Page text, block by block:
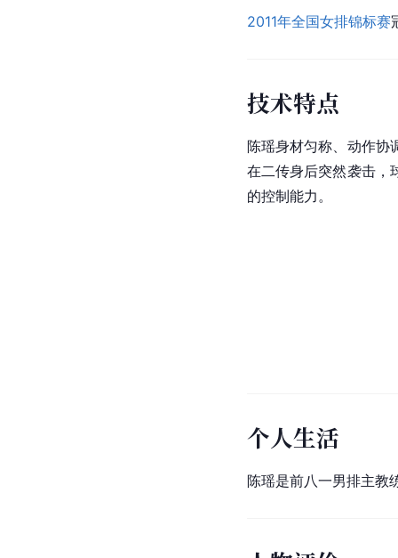
2011年全国女排锦标赛
技术特点
陈瑶身材匀称、动作协
在二传身后突然袭击，
的控制能力。
个人生活
陈瑶是前八一男排主教